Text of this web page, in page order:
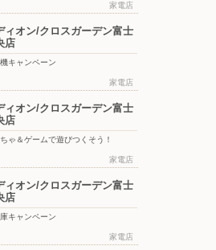
ン
家電店
ィオン/クロスガーデン富士
店
キャンペーン
家電店
ィオン/クロスガーデン富士
店
ゃ＆ゲームで遊びつくそう！
家電店
ィオン/クロスガーデン富士
店
キャンペーン
家電店